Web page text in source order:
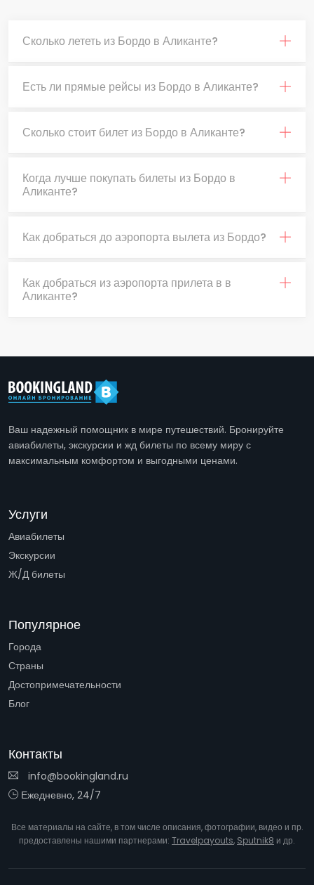
Сколько лететь из Бордо в Аликанте?
Есть ли прямые рейсы из Бордо в Аликанте?
Сколько стоит билет из Бордо в Аликанте?
Когда лучше покупать билеты из Бордо в
Аликанте?
Как добраться до аэропорта вылета из Бордо?
Как добраться из аэропорта прилета в в
Аликанте?
Ваш надежный помощник в мире путешествий. Бронируйте
авиабилеты, экскурсии и жд билеты по всему миру с
максимальным комфортом и выгодными ценами.
Услуги
Авиабилеты
Экскурсии
Ж/Д билеты
Популярное
Города
Страны
Достопримечательности
Блог
Контакты
info@bookingland.ru
Ежедневно, 24/7
Все материалы на сайте, в том числе описания, фотографии, видео и пр.
предоставлены нашими партнерами: Travelpayouts, Sputnik8 и др.